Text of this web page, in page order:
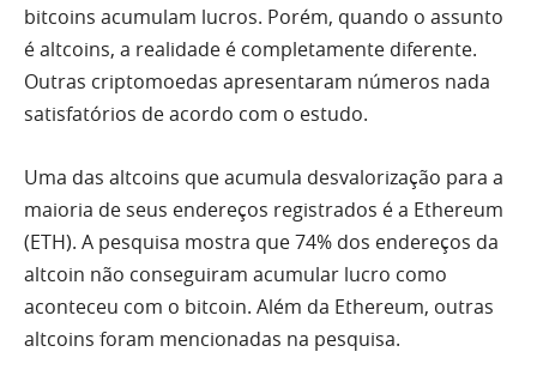
bitcoins acumulam lucros. Porém, quando o assunto
é altcoins, a realidade é completamente diferente.
Outras criptomoedas apresentaram números nada
satisfatórios de acordo com o estudo.
Uma das altcoins que acumula desvalorização para a
maioria de seus endereços registrados é a Ethereum
(ETH). A pesquisa mostra que 74% dos endereços da
altcoin não conseguiram acumular lucro como
aconteceu com o bitcoin. Além da Ethereum, outras
altcoins foram mencionadas na pesquisa.